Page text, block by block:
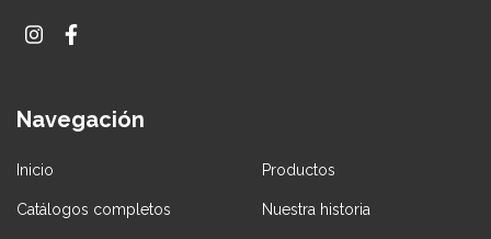
Navegación
Inicio Productos
Catálogos completos Nuestra historia